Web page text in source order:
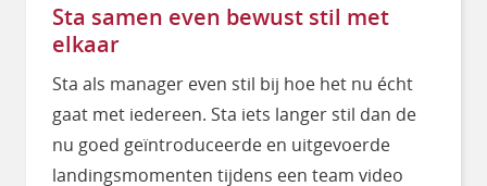
Sta samen even bewust stil met
elkaar
Sta als manager even stil bij hoe het nu écht
gaat met iedereen. Sta iets langer stil dan de
nu goed geïntroduceerde en uitgevoerde
landingsmomenten tijdens een team video